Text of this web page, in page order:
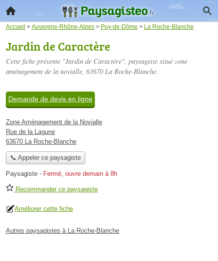
Accueil > Auvergne-Rhône-Alpes > Puy-de-Dôme > La Roche-Blanche
Jardin de Caractère
Cette fiche présente "Jardin de Caractère", paysagiste situé zone
aménagement de la novialle, 63670 La Roche-Blanche.
Demande de devis en ligne
Zone Aménagement de la Novialle
Rue de la Lagune
63670 La Roche-Blanche
📞 Appeler ce paysagiste
Paysagiste - Fermé, ouvre demain à 8h
Recommander ce paysagiste
Améliorer cette fiche
Autres paysagistes à La Roche-Blanche